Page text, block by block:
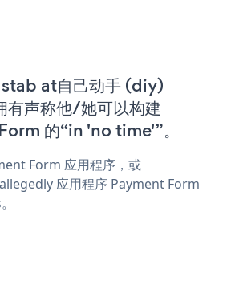
at自己动手 (diy)
声称他/她可以构建
的“in 'no time'”。
Form 应用程序，或
应用程序 Payment Form